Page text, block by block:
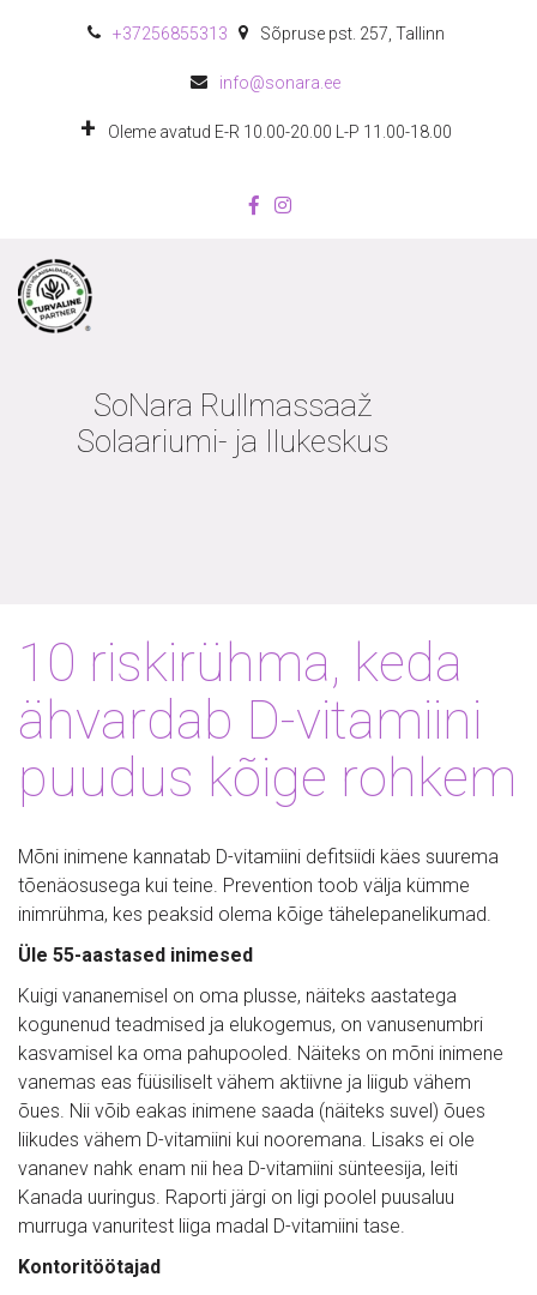
+37256855313 Sõpruse pst. 257 Tallinn
info@sonara.ee
Oleme avatud E-R 10.00-20.00 L-P 11.00-18.00
SoNara Rullmassaaž
Solaariumi- ja Ilukeskus
10 riskirühma, keda
ähvardab D-vitamiini
puudus kõige rohkem
Mõni inimene kannatab D-vitamiini defitsiidi käes suurema
tõenäosusega kui teine. Prevention toob välja kümme
inimrühma, kes peaksid olema kõige tähelepanelikumad.
Üle 55-aastased inimesed
Kuigi vananemisel on oma plusse, näiteks aastatega
kogunenud teadmised ja elukogemus, on vanusenumbri
kasvamisel ka oma pahupooled. Näiteks on mõni inimene
vanemas eas füüsiliselt vähem aktiivne ja liigub vähem
õues. Nii võib eakas inimene saada (näiteks suvel) õues
liikudes vähem D-vitamiini kui nooremana. Lisaks ei ole
vananev nahk enam nii hea D-vitamiini sünteesija, leiti
Kanada uuringus. Raporti järgi on ligi poolel puusaluu
murruga vanuritest liiga madal D-vitamiini tase.
Kontoritöötajad